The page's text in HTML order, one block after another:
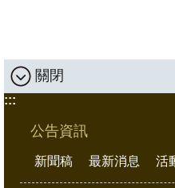
關閉
:::
公告資訊
新聞稿 最新消息 活